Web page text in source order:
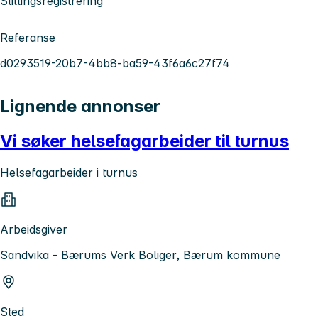
Referanse
d0293519-20b7-4bb8-ba59-43f6a6c27f74
Lignende annonser
Vi søker helsefagarbeider til turnus
Helsefagarbeider i turnus
Arbeidsgiver
Sandvika - Bærums Verk Boliger, Bærum kommune
Sted